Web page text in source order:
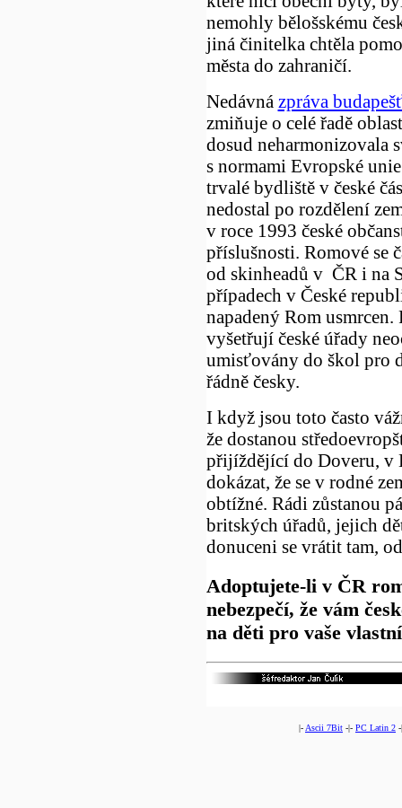
nemohly bělošskému
jiná činitelka chtěla
města do zahraničí.
Nedávná zpráva
zmiňuje o celé řadě
dosud neharmonizovala
s normami Evropské
trvalé bydliště v české
nedostal po rozdělení
v roce 1993 české
příslušnosti. Romové se
od skinheadů v ČR i na
případech v České
napadený Rom
vyšetřují české úřady
umisťovány do škol pro
řádně česky.
I když jsou toto často
že dostanou
přijíždějící do Doveru, v
dokázat, že se v rodné
obtížné. Rádi zůstanou
britských úřadů, jejich
donuceni se vrátit tam,
Adoptujete-li v ČR
nebezpečí, že vám
na děti pro vaše
|- Ascii 7Bit -|- PC Latin 2